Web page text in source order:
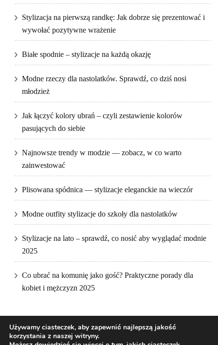
Stylizacja na pierwszą randkę: Jak dobrze się prezentować i
wywołać pozytywne wrażenie
Białe spodnie – stylizacje na każdą okazję
Modne rzeczy dla nastolatków. Sprawdź, co dziś nosi
młodzież
Jak łączyć kolory ubrań – czyli zestawienie kolorów
pasujących do siebie
Najnowsze trendy w modzie — zobacz, w co warto
zainwestować
Plisowana spódnica — stylizacje eleganckie na wieczór
Modne outfity stylizacje do szkoły dla nastolatków
Stylizacje na lato – sprawdź, co nosić aby wyglądać modnie
2025
Co ubrać na komunię jako gość? Praktyczne porady dla
kobiet i mężczyzn 2025
Używamy ciasteczek, aby zapewnić najlepszą jakość
korzystania z naszej witryny.